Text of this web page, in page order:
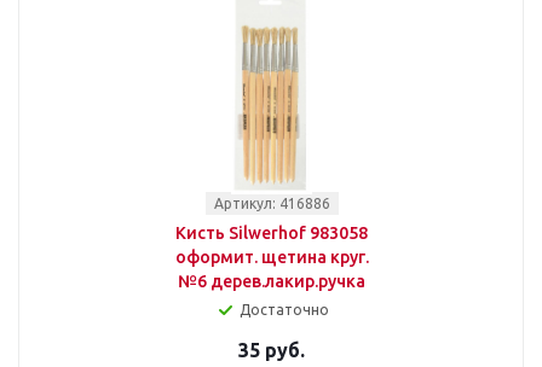
Артикул: 416886
Кисть Silwerhof 983058
оформит. щетина круг.
№6 дерев.лакир.ручка
Достаточно
35 руб.